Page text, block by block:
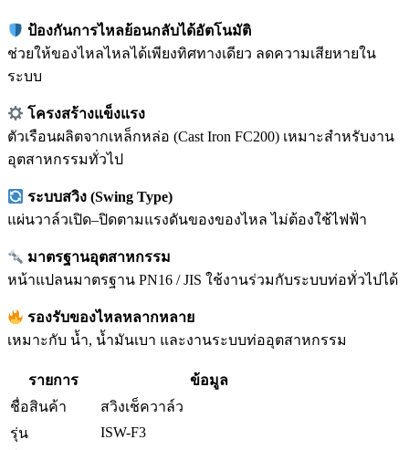
ป้องกันการไหลย้อนกลับได้อัตโนมัติ
ช่วยให้ของไหลไหลได้เพียงทิศทางเดียว ลดความเสียหายใน
ระบบ
โครงสร้างแข็งแรง
ตัวเรือนผลิตจากเหล็กหล่อ (Cast Iron FC200) เหมาะสำหรับงาน
อุตสาหกรรมทั่วไป
ระบบสวิง (Swing Type)
แผ่นวาล์วเปิด–ปิดตามแรงดันของของไหล ไม่ต้องใช้ไฟฟ้า
มาตรฐานอุตสาหกรรม
หน้าแปลนมาตรฐาน PN16 / JIS ใช้งานร่วมกับระบบท่อทั่วไปได้
รองรับของไหลหลากหลาย
เหมาะกับ น้ำ, น้ำมันเบา และงานระบบท่ออุตสาหกรรม
รายการ
ข้อมูล
ชื่อสินค้า
สวิงเช็ควาล์ว
รุ่น
ISW-F3